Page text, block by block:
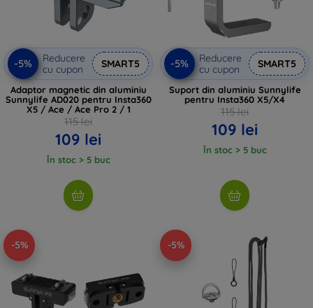
-5%
Reducere
cu cupon
SMART5
Adaptor magnetic din aluminiu
Sunnylife AD020 pentru Insta360
X5 / Ace / Ace Pro 2 / 1
115 lei
109 lei
În stoc > 5 buc
-5%
Reducere
cu cupon
SMART5
Suport din aluminiu Sunnylife
pentru Insta360 X5/X4
115 lei
109 lei
În stoc > 5 buc
-5% -5%